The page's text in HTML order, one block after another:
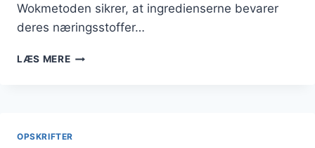
Wokmetoden sikrer, at ingredienserne bevarer
deres næringsstoffer…
LÆS MEREWOK
OPSKRIFTER